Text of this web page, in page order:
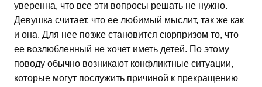
уверенна, что все эти вопросы решать не нужно.
Девушка считает, что ее любимый мыслит, так же как
и она. Для нее позже становится сюрпризом то, что
ее возлюбленный не хочет иметь детей. По этому
поводу обычно возникают конфликтные ситуации,
которые могут послужить причиной к прекращению